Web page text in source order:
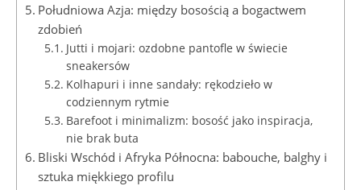
Południowa Azja: między bosością a bogactwem
zdobień
Jutti i mojari: ozdobne pantofle w świecie
sneakersów
Kolhapuri i inne sandały: rękodzieło w
codziennym rytmie
Barefoot i minimalizm: bosość jako inspiracja,
nie brak buta
Bliski Wschód i Afryka Północna: babouche, balghy i
sztuka miękkiego profilu